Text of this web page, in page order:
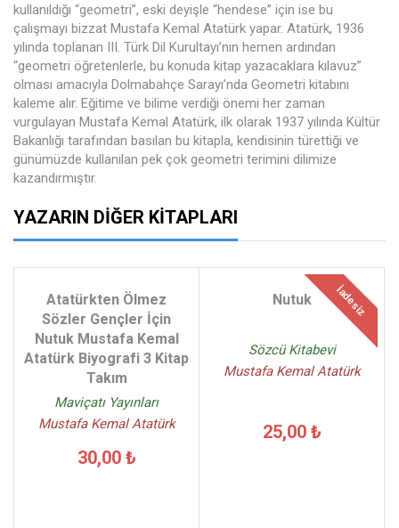
kullanıldığı “geometri”, eski deyişle “hendese” için ise bu
çalışmayı bizzat Mustafa Kemal Atatürk yapar. Atatürk, 1936
yılında toplanan III. Türk Dil Kurultayı’nın hemen ardından
“geometri öğretenlerle, bu konuda kitap yazacaklara kılavuz”
olması amacıyla Dolmabahçe Sarayı’nda Geometri kitabını
kaleme alır. Eğitime ve bilime verdiği önemi her zaman
vurgulayan Mustafa Kemal Atatürk, ilk olarak 1937 yılında Kültür
Bakanlığı tarafından basılan bu kitapla, kendisinin türettiği ve
günümüzde kullanılan pek çok geometri terimini dilimize
kazandırmıştır.
YAZARIN DIĞER KITAPLARI
Atatürkten Ölmez
Sözler Gençler İçin
Nutuk Mustafa Kemal
Atatürk Biyografi 3 Kitap
Takım
Maviçatı Yayınları
Mustafa Kemal Atatürk
30,00 ₺
İadesiz
Nutuk
Sözcü Kitabevi
Mustafa Kemal Atatürk
25,00 ₺